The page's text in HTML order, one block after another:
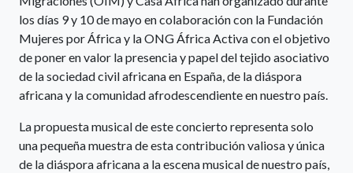
los días 9 y 10 de mayo en colaboración con la Fundación
Mujeres por África y la ONG África Activa con el objetivo
de poner en valor la presencia y papel del tejido asociativo
de la sociedad civil africana en España, de la diáspora
africana y la comunidad afrodescendiente en nuestro país.
La propuesta musical de este concierto representa solo
una pequeña muestra de esta contribución valiosa y única
de la diáspora africana a la escena musical de nuestro país,